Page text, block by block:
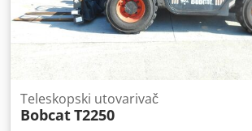
Teleskopski utovarivač
BobcatT2250